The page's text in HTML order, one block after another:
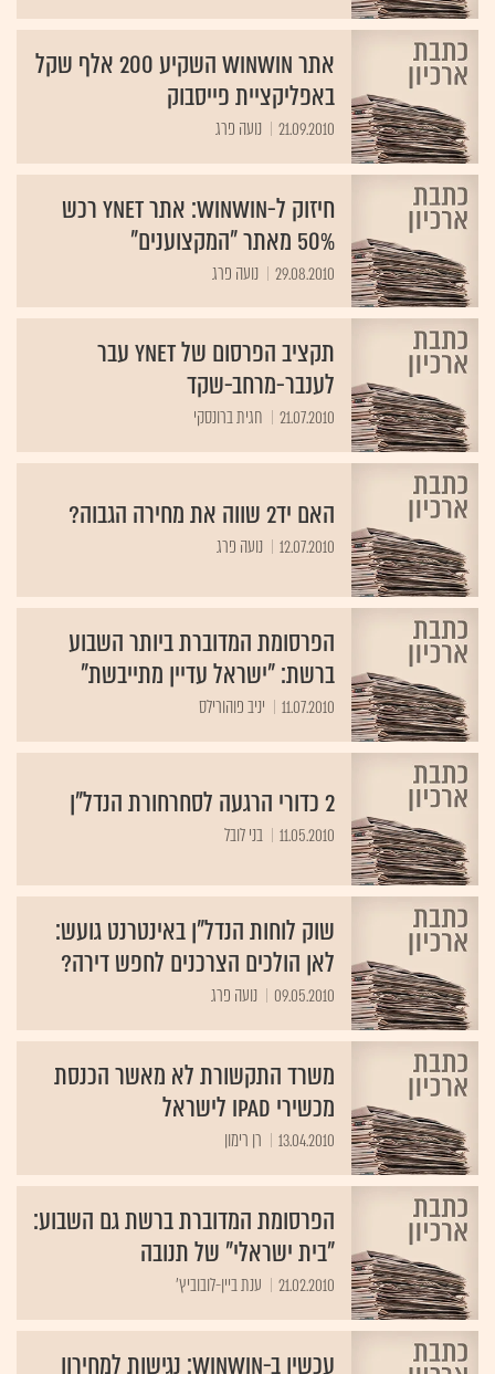
אתר winwin השקיע 200 אלף שקל
באפליקציית פייסבוק
21.09.2010 נועה פרג
חיזוק ל-winwin: אתר ynet רכש
50% מאתר "המקצוענים"
29.08.2010 נועה פרג
תקציב הפרסום של ynet עבר
לענבר-מרחב-שקד
21.07.2010 חגית ברונסקי
האם יד2 שווה את מחירה הגבוה?
12.07.2010 נועה פרג
הפרסומת המדוברת ביותר השבוע
ברשת: "ישראל עדיין מתייבשת"
11.07.2010 יניב פוהורילס
2 כדורי הרגעה לסחרחורת הנדל"ן
11.05.2010 בני לובל
שוק לוחות הנדל"ן באינטרנט גועש:
לאן הולכים הצרכנים לחפש דירה?
09.05.2010 נועה פרג
משרד התקשורת לא מאשר הכנסת
מכשירי iPad לישראל
13.04.2010 רן רימון
הפרסומת המדוברת ברשת גם השבוע:
"בית ישראלי" של תנובה
21.02.2010 ענת ביין-לובוביץ'
עכשיו ב-winwin: נגישות למחירון